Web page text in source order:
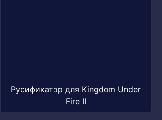
Русификатор для Kingdom Under
Fire II